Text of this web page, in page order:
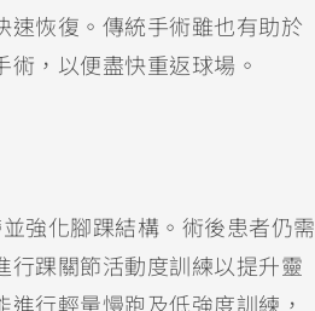
速恢復。傳統手術雖也有助於
，以便盡快重返球場。
強化腳踝結構。術後患者仍需
行踝關節活動度訓練以提升靈